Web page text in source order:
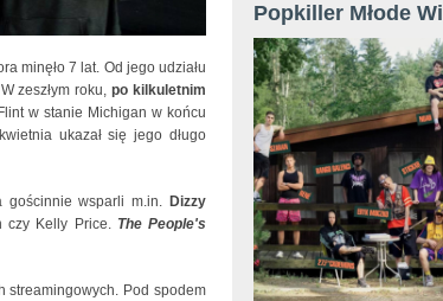
minęło 7 lat. Od jego udziału
zeszłym roku, po kilkuletnim
w stanie Michigan w końcu
ukazał się jego długo
gościnnie wsparli m.in. Dizzy
czy Kelly Price. The People's
streamingowych. Pod spodem
Popkiller Młode